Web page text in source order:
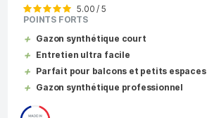
5.00 / 5
POINTS FORTS
Gazon synthétique court
Entretien ultra facile
Parfait pour balcons et petits espaces
Gazon synthétique professionnel